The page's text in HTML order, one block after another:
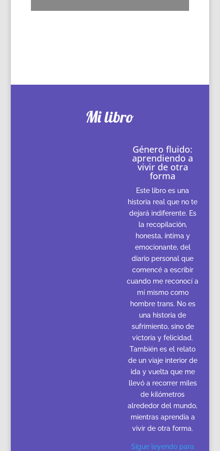
Mi libro
Género fluido:
aprendiendo a
vivir de otra
forma
Este libro es una
historia real que no te
dejará indiferente. Es
la recopilación,
honesta, íntima y
emocionante, del
diario personal que
comencé a escribir
cuando me reconocí a
mí mismo como
hombre trans. No es
una historia de
sufrimiento, sino de
victoria y felicidad.
También es el relato
de un viaje interior de
ida y vuelta que me
llevó a recorrer miles
de kilómetros
alrededor del mundo,
mientras aprendía a
vivir de otra forma.
Sigue leyendo para